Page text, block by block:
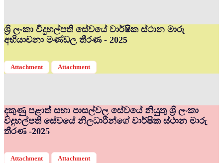
ශ්‍රි ලංකා විදුහල්පති සේවයේ වාර්ෂික ස්ථාන මාරු
අභියාචනා මණ්ඩල තීරණ - 2025
Attachment Attachment
දකුණු පළාත් සභා පාසල්වල සේවයේ නියුතු ශ්‍රි ලංකා
විදුහල්පති සේවයේ නිලධාරීන්ගේ වාර්ෂික ස්ථාන මාරු
තීරණ -2025
Attachment Attachment